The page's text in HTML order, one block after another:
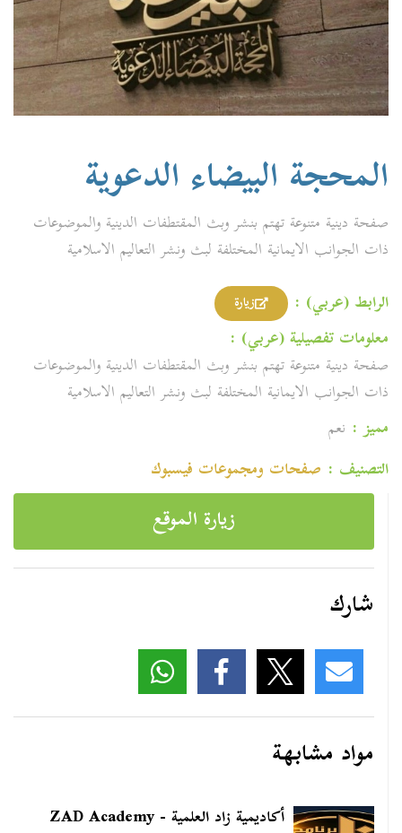
المحجة البيضاء الدعوية
صفحة دينية متنوعة تهتم بنشر وبث المقتطفات الدينية والموضوعات
ذات الجوانب الايمانية المختلفة لبث ونشر التعاليم الاسلامية
الرابط (عربي) :
زيارة
معلومات تفصيلية (عربي) :
صفحة دينية متنوعة تهتم بنشر وبث المقتطفات الدينية والموضوعات
ذات الجوانب الايمانية المختلفة لبث ونشر التعاليم الاسلامية
مميز : نعم
التصنيف : صفحات ومجموعات فیسبوك
زيارة الموقع
شارك
مواد مشابهة
أكاديمية زاد العلمية - ZAD Academy